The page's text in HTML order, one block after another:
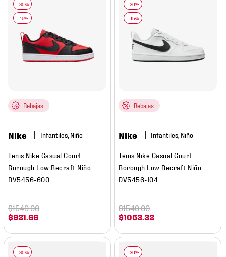
Rebajas
Nike Infantiles, Niño
Tenis Nike Casual Court
Borough Low Recraft Niño
DV5456-600
$921 .66
$1549.00
Rebajas
Nike Infantiles, Niño
Tenis Nike Casual Court
Borough Low Recraft Niño
DV5456-104
$1053 .32
$1549.00